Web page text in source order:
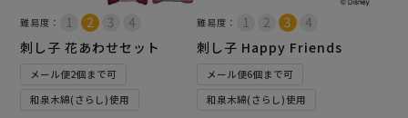
難易度：
刺し子 花あわせセット
メール便2個まで可
和泉木綿(さらし)使用
難易度：
刺し子 Happy Friends
メール便6個まで可
和泉木綿(さらし)使用